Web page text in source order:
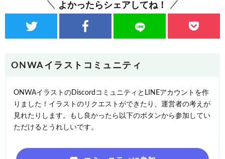
よかったらシェアしてね！
ONWAイラストコミュニティ
ONWAイラストのDiscordコミュニティとLINEアカウントを作
りました！イラストのリクエストができたり、運営者の考えが
見れたりします。もし良かったら以下のボタンから参加してい
ただけるとうれしいです。